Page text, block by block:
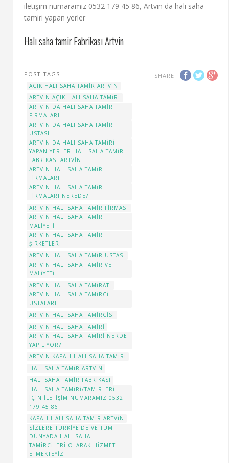
iletişim numaramız 0532 179 45 86, Artvin da halı saha
tamiri yapan yerler
Halı saha tamir Fabrikası Artvin
SHARE
POST TAGS
AÇIK HALI SAHA TAMIR ARTVIN
ARTVIN AÇIK HALI SAHA TAMIRI
ARTVIN DA HALI SAHA TAMIR
FIRMALARI
ARTVIN DA HALI SAHA TAMIR
USTASI
ARTVIN DA HALI SAHA TAMIRI
YAPAN YERLER HALI SAHA TAMIR
FABRIKASI ARTVIN
ARTVİN HALI SAHA TAMIR
FIRMALARI
ARTVIN HALI SAHA TAMIR
FIRMALARI NEREDE?
ARTVIN HALI SAHA TAMIR FIRMASI
ARTVIN HALI SAHA TAMIR
MALIYETI
ARTVIN HALI SAHA TAMIR
ŞIRKETLERI
ARTVIN HALI SAHA TAMIR USTASI
ARTVIN HALI SAHA TAMIR VE
MALIYETI
ARTVIN HALI SAHA TAMIRATI
ARTVIN HALI SAHA TAMIRCI
USTALARI
ARTVIN HALI SAHA TAMIRCISI
ARTVİN HALI SAHA TAMIRI
ARTVIN HALI SAHA TAMIRI NERDE
YAPILIYOR?
ARTVIN KAPALI HALI SAHA TAMIRI
HALI SAHA TAMIR ARTVIN
HALI SAHA TAMIR FABRIKASI
HALI SAHA TAMIRI/TAMIRLERI
IÇIN ILETIŞIM NUMARAMIZ 0532
179 45 86
KAPALI HALI SAHA TAMIR ARTVIN
SIZLERE TÜRKIYE'DE VE TÜM
DÜNYADA HALI SAHA
TAMIRCILERI OLARAK HIZMET
ETMEKTEYIZ